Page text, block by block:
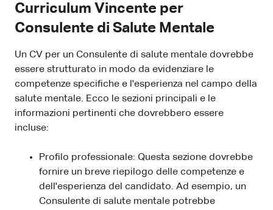
Curriculum Vincente per
Consulente di Salute Mentale
Un CV per un Consulente di salute mentale dovrebbe
essere strutturato in modo da evidenziare le
competenze specifiche e l'esperienza nel campo della
salute mentale. Ecco le sezioni principali e le
informazioni pertinenti che dovrebbero essere
incluse:
Profilo professionale: Questa sezione dovrebbe
fornire un breve riepilogo delle competenze e
dell'esperienza del candidato. Ad esempio, un
Consulente di salute mentale potrebbe